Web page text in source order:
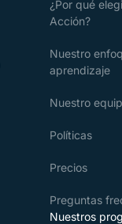
¿Por qué
Acción?
Nuestro
aprendizaje
Nuestro
Políticas
Precios
Preguntas
Nuestros